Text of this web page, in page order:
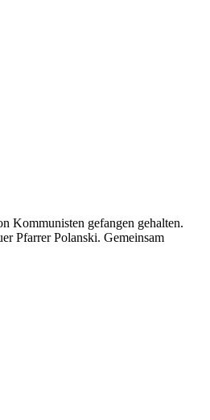
Kommunisten gefangen gehalten.
Pfarrer Polanski. Gemeinsam